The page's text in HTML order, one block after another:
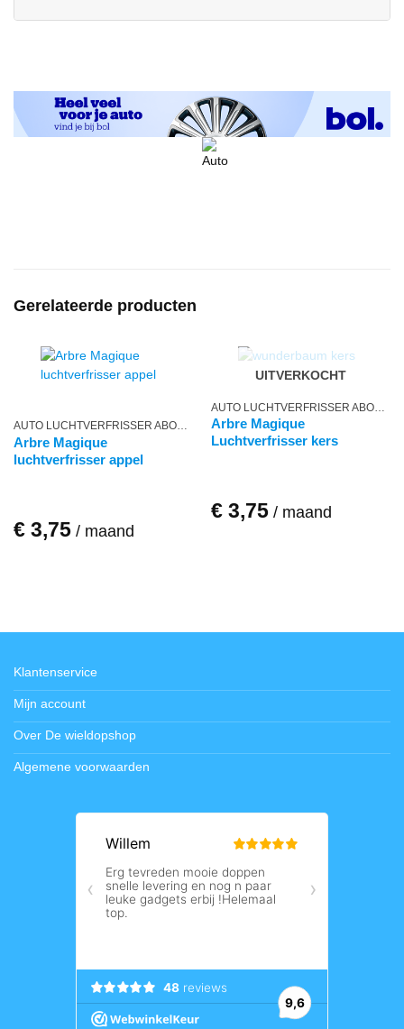
Gerelateerde producten
AUTO LUCHTVERFRISSER ABONNEMENT
Arbre Magique
luchtverfrisser appel
€3,75 / maand
UITVERKOCHT
AUTO LUCHTVERFRISSER ABONNEMENT
Arbre Magique
Luchtverfrisser kers
€3,75 / maand
Klantenservice
Mijn account
Over De wieldopshop
Algemene voorwaarden